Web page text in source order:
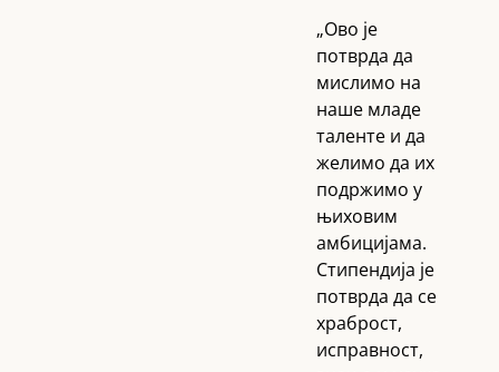
„Ово је
потврда да
мислимо на
наше младе
таленте и да
желимо да их
подржимо у
њиховим
амбицијама.
Стипендија је
потврда да се
храброст,
исправност,